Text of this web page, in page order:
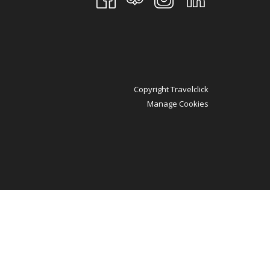
Copyright Travelclick
Manage Cookies